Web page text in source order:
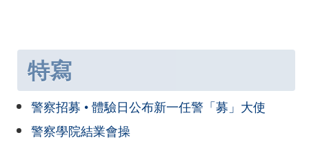
特寫
警察招募 • 體驗日公布新一任警「募」大使
警察學院結業會操